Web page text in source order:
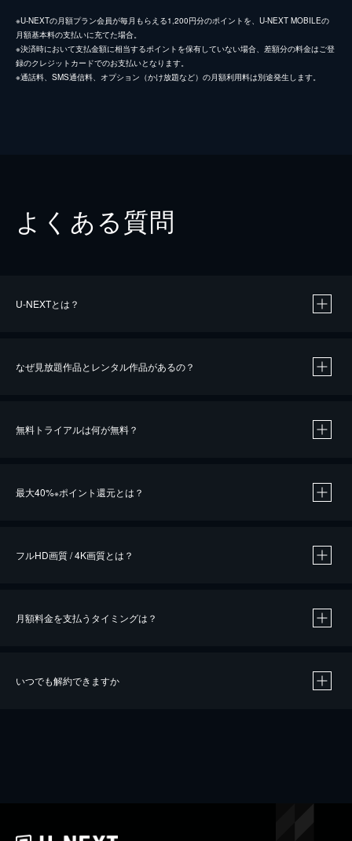
※U-NEXTの月額プラン会員が毎月もらえる1,200円分のポイントを、U-NEXT MOBILEの
月額基本料の支払いに充てた場合。
※決済時において支払金額に相当するポイントを保有していない場合、差額分の料金はご登
録のクレジットカードでのお支払いとなります。
※通話料、SMS通信料、オプション（かけ放題など）の月額利用料は別途発生します。
よくある質問
U-NEXTとは？
なぜ見放題作品とレンタル作品があるの？
無料トライアルは何が無料？
最大40%※ポイント還元とは？
※40％ポイント還元の対象は、クレジットカード決済による作品の購入 / レンタルです。
iOSアプリのUコイン決済による作品の購入 / レンタルは、20％のポイント還元です。
フルHD画質 / 4K画質とは？
月額料金を支払うタイミングは？
いつでも解約できますか